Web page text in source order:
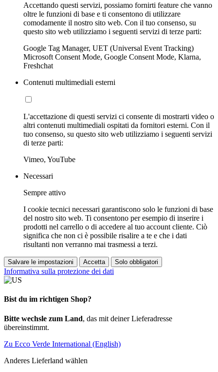
Accettando questi servizi, possiamo fornirti feature che vanno
oltre le funzioni di base e ti consentono di utilizzare
comodamente il nostro sito web. Con il tuo consenso, su
questo sito web utilizziamo i seguenti servizi di terze parti:
Google Tag Manager, UET (Universal Event Tracking)
Microsoft Consent Mode, Google Consent Mode, Klarna,
Freshchat
Contenuti multimediali esterni
L'accettazione di questi servizi ci consente di mostrarti video o
altri contenuti multimediali ospitati da fornitori esterni. Con il
tuo consenso, su questo sito web utilizziamo i seguenti servizi
di terze parti:
Vimeo, YouTube
Necessari
Sempre attivo
I cookie tecnici necessari garantiscono solo le funzioni di base
del nostro sito web. Ti consentono per esempio di inserire i
prodotti nel carrello o di accedere al tuo account cliente. Ciò
significa che non ci è possibile risalire a te e che i dati
risultanti non verranno mai trasmessi a terzi.
Salvare le impostazioni Accetta Solo obbligatori
Informativa sulla protezione dei dati
Bist du im richtigen Shop?
Bitte wechsle zum Land, das mit deiner Lieferadresse
übereinstimmt.
Zu Ecco Verde International (English)
Anderes Lieferland wählen